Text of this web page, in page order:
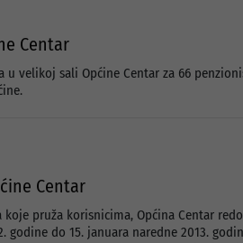
Centar
velikoj sali Općine Centar za 66
Centar
pruža korisnicima, Općina Centar
godine do 15. januara naredne 2013.